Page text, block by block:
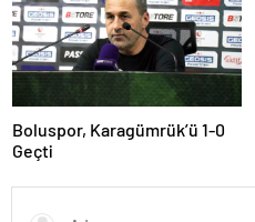
Boluspor, Karagümrük’ü 1-0
Geçti